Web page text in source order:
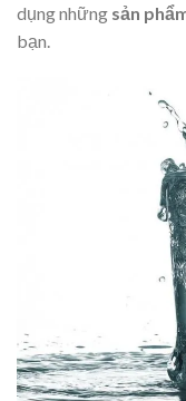
dụng những sản
bạn.